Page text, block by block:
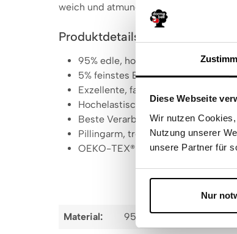
Diese Webseite
Wir nutzen
Nutzung unserer
unsere Partner für
Nur
weich und atmungsaktiv sind.
Produktdetails
95% edle, hochwertige, gezwirnte
5% feinstes Elasthangarn
Exzellente, faltenfreie Passform,
Hochelastisch, auch für höhere
Beste Verarbeitung, besonders
Pillingarm, trocknergeeignet,
OEKO-TEX® STANDARD 100
Material: 95% Baumwolle, 5%